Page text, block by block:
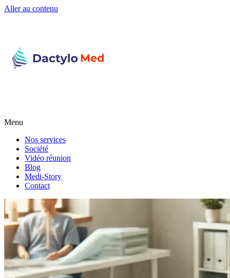
Aller au contenu
Menu
Nos services
Société
Vidéo réunion
Blog
Medi-Story
Contact